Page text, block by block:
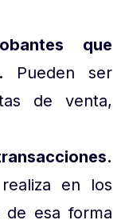
que
Pueden ser
de venta,
en los
de esa forma